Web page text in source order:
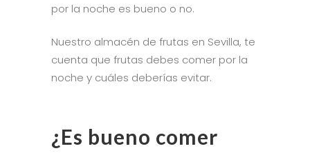
por la noche es bueno o no.
Nuestro almacén de frutas en Sevilla, te
cuenta que frutas debes comer por la
noche y cuáles deberías evitar.
¿Es bueno comer